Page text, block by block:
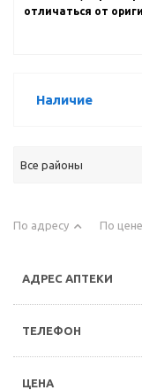
отличаться от
Наличие
Все районы
По адресу По цене